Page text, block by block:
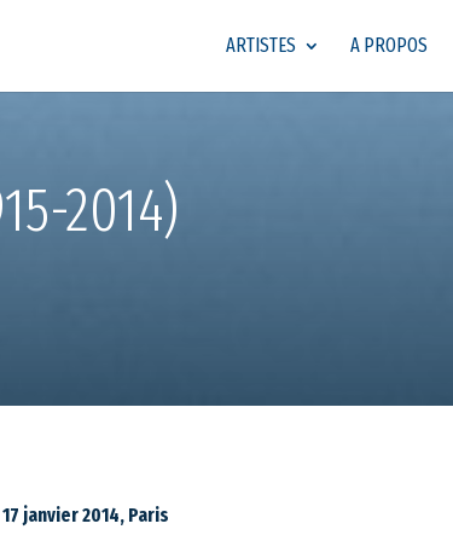
ARTISTES A PROPOS
2014)
janvier 2014, Paris